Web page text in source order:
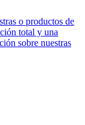
o productos de
total y una
sobre nuestras